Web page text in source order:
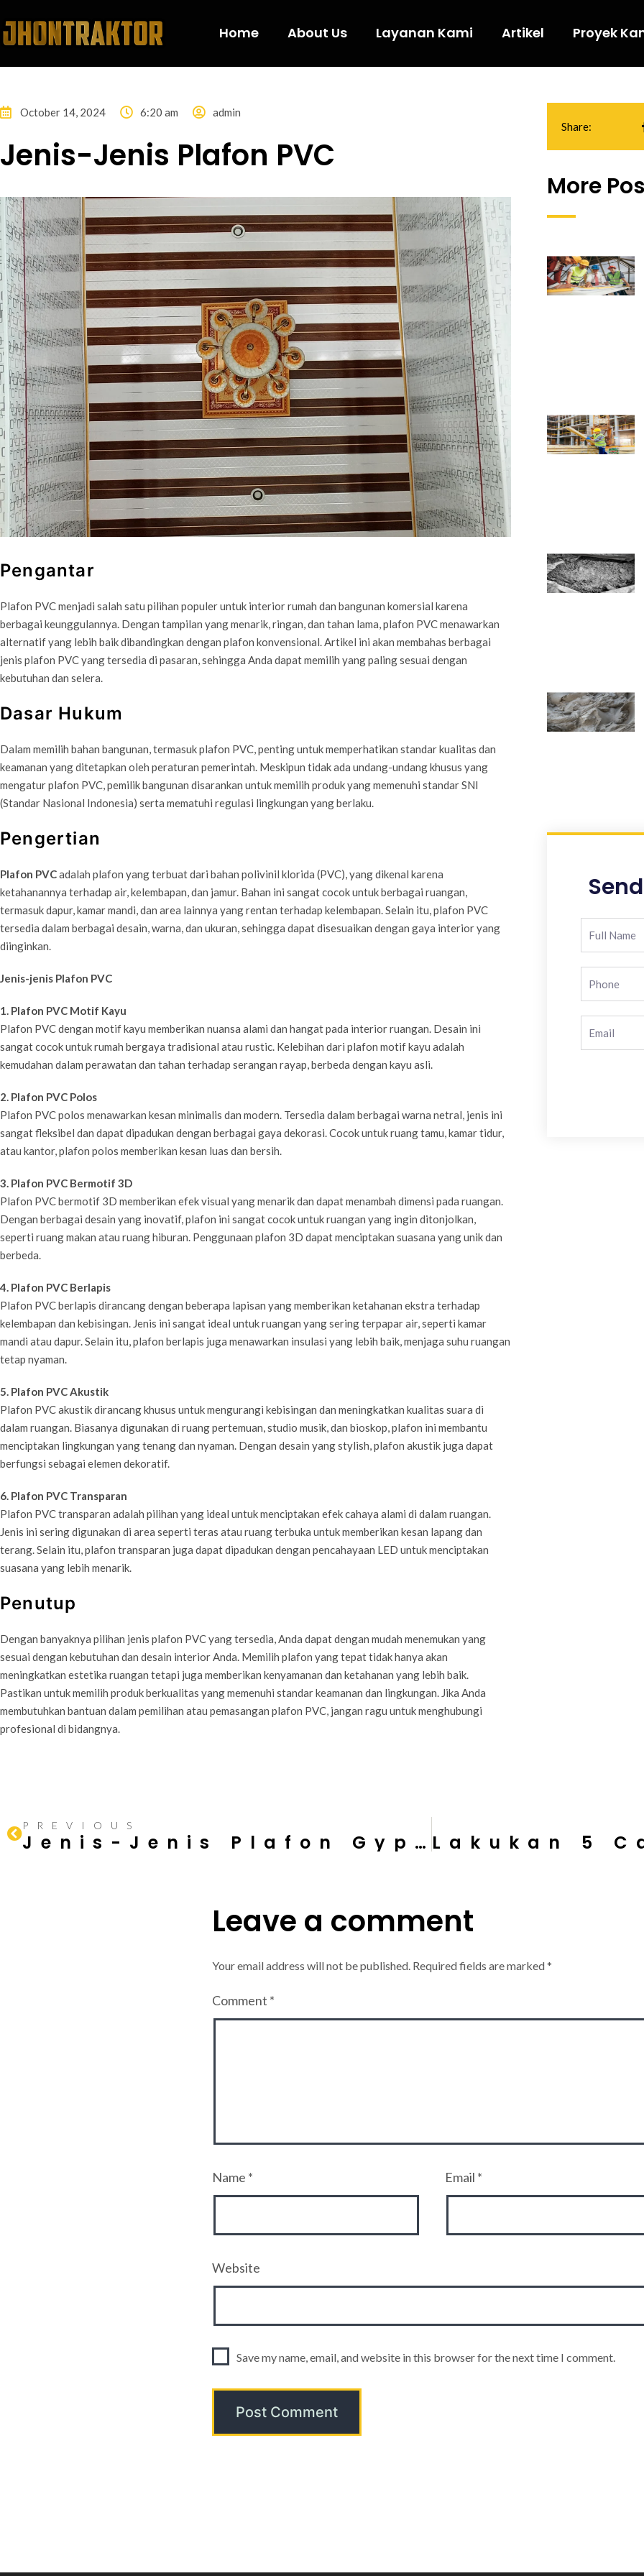
Home About Us Layanan Kami Artikel Proyek
October 14, 2024 6:20 am admin
Jenis-Jenis Plafon PVC
Pengantar
Plafon PVC menjadi salah satu pilihan populer untuk interior rumah dan bangunan komersial karena
berbagai keunggulannya. Dengan tampilan yang menarik, ringan, dan tahan lama, plafon PVC menawarkan
alternatif yang lebih baik dibandingkan dengan plafon konvensional. Artikel ini akan membahas berbagai
jenis plafon PVC yang tersedia di pasaran, sehingga Anda dapat memilih yang paling sesuai dengan
kebutuhan dan selera.
Dasar Hukum
Dalam memilih bahan bangunan, termasuk plafon PVC, penting untuk memperhatikan standar kualitas dan
keamanan yang ditetapkan oleh peraturan pemerintah. Meskipun tidak ada undang-undang khusus yang
mengatur plafon PVC, pemilik bangunan disarankan untuk memilih produk yang memenuhi standar SNI
(Standar Nasional Indonesia) serta mematuhi regulasi lingkungan yang berlaku.
Pengertian
Plafon PVCadalah plafon yang terbuat dari bahan polivinil klorida (PVC), yang dikenal karena
ketahanannya terhadap air, kelembapan, dan jamur. Bahan ini sangat cocok untuk berbagai ruangan,
termasuk dapur, kamar mandi, dan area lainnya yang rentan terhadap kelembapan. Selain itu, plafon PVC
tersedia dalam berbagai desain, warna, dan ukuran, sehingga dapat disesuaikan dengan gaya interior yang
diinginkan.
Jenis-jenis Plafon PVC
1. Plafon PVC Motif Kayu
Plafon PVC dengan motif kayu memberikan nuansa alami dan hangat pada interior ruangan. Desain ini
sangat cocok untuk rumah bergaya tradisional atau rustic. Kelebihan dari plafon motif kayu adalah
kemudahan dalam perawatan dan tahan terhadap serangan rayap, berbeda dengan kayu asli.
2. Plafon PVC Polos
Plafon PVC polos menawarkan kesan minimalis dan modern. Tersedia dalam berbagai warna netral, jenis ini
sangat fleksibel dan dapat dipadukan dengan berbagai gaya dekorasi. Cocok untuk ruang tamu, kamar tidur,
atau kantor, plafon polos memberikan kesan luas dan bersih.
3. Plafon PVC Bermotif 3D
Plafon PVC bermotif 3D memberikan efek visual yang menarik dan dapat menambah dimensi pada ruangan.
Dengan berbagai desain yang inovatif, plafon ini sangat cocok untuk ruangan yang ingin ditonjolkan,
seperti ruang makan atau ruang hiburan. Penggunaan plafon 3D dapat menciptakan suasana yang unik dan
berbeda.
4. Plafon PVC Berlapis
Plafon PVC berlapis dirancang dengan beberapa lapisan yang memberikan ketahanan ekstra terhadap
kelembapan dan kebisingan. Jenis ini sangat ideal untuk ruangan yang sering terpapar air, seperti kamar
mandi atau dapur. Selain itu, plafon berlapis juga menawarkan insulasi yang lebih baik, menjaga suhu ruangan
tetap nyaman.
5. Plafon PVC Akustik
Plafon PVC akustik dirancang khusus untuk mengurangi kebisingan dan meningkatkan kualitas suara di
dalam ruangan. Biasanya digunakan di ruang pertemuan, studio musik, dan bioskop, plafon ini membantu
menciptakan lingkungan yang tenang dan nyaman. Dengan desain yang stylish, plafon akustik juga dapat
berfungsi sebagai elemen dekoratif.
6. Plafon PVC Transparan
Plafon PVC transparan adalah pilihan yang ideal untuk menciptakan efek cahaya alami di dalam ruangan.
Jenis ini sering digunakan di area seperti teras atau ruang terbuka untuk memberikan kesan lapang dan
terang. Selain itu, plafon transparan juga dapat dipadukan dengan pencahayaan LED untuk menciptakan
suasana yang lebih menarik.
Penutup
Dengan banyaknya pilihan jenis plafon PVC yang tersedia, Anda dapat dengan mudah menemukan yang
sesuai dengan kebutuhan dan desain interior Anda. Memilih plafon yang tepat tidak hanya akan
meningkatkan estetika ruangan tetapi juga memberikan kenyamanan dan ketahanan yang lebih baik.
Pastikan untuk memilih produk berkualitas yang memenuhi standar keamanan dan lingkungan. Jika Anda
membutuhkan bantuan dalam pemilihan atau pemasangan plafon PVC, jangan ragu untuk menghubungi
profesional di bidangnya.
Share:
More
PREVIOUS
Jenis-Jenis Plafon Gypsum
Leave a comment
Your email address will not be published. Required fields are marked*
Comment *
Name * Email *
Website
Save my name, email, and website in this browser for the next time I comment.